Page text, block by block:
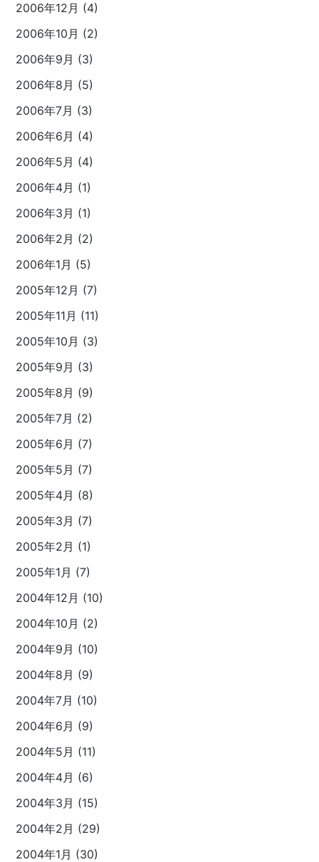
2006年12月 (4)
2006年10月 (2)
2006年9月 (3)
2006年8月 (5)
2006年7月 (3)
2006年6月 (4)
2006年5月 (4)
2006年4月 (1)
2006年3月 (1)
2006年2月 (2)
2006年1月 (5)
2005年12月 (7)
2005年11月 (11)
2005年10月 (3)
2005年9月 (3)
2005年8月 (9)
2005年7月 (2)
2005年6月 (7)
2005年5月 (7)
2005年4月 (8)
2005年3月 (7)
2005年2月 (1)
2005年1月 (7)
2004年12月 (10)
2004年10月 (2)
2004年9月 (10)
2004年8月 (9)
2004年7月 (10)
2004年6月 (9)
2004年5月 (11)
2004年4月 (6)
2004年3月 (15)
2004年2月 (29)
2004年1月 (30)